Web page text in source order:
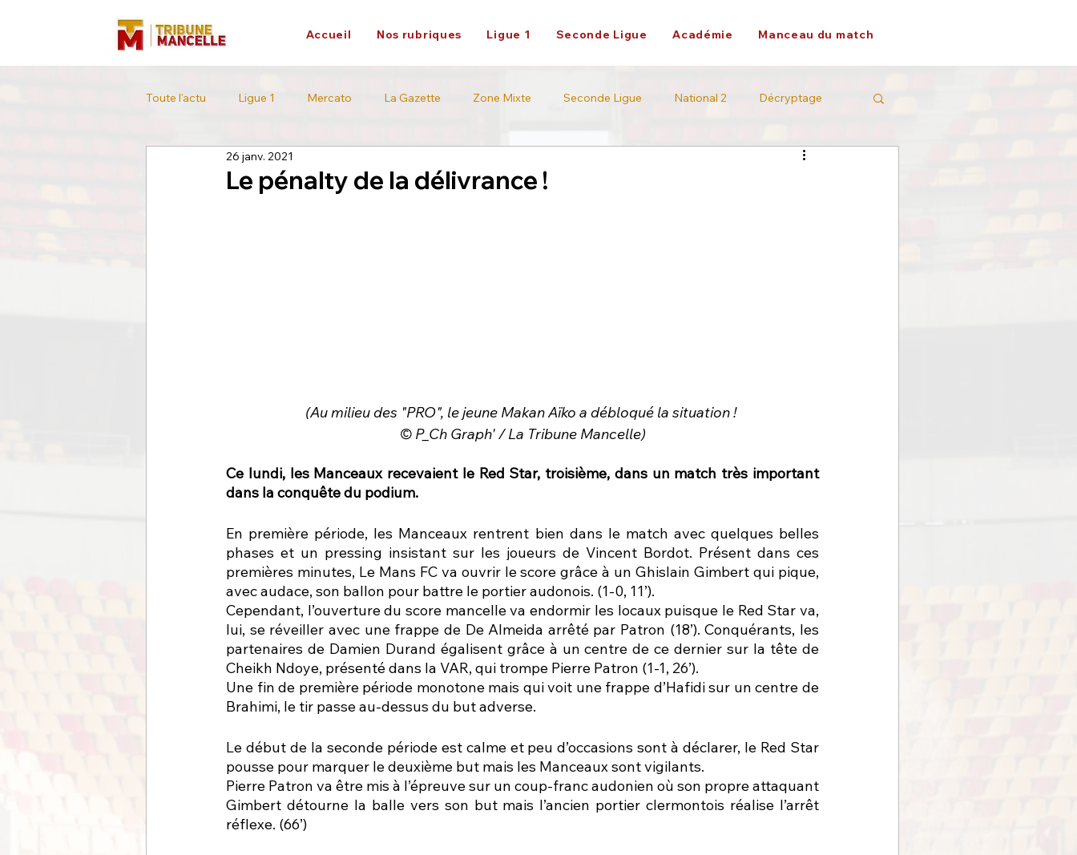
Accueil Nos rubriques Ligue 1 Seconde Ligue Académie Manceau du match
Toute l'actu Ligue 1 Mercato La Gazette Zone Mixte Seconde Ligue National 2 Décryptage
L'interview Tour de France
Le pénalty de la délivrance !
26 janv. 2021
(Au milieu des "PRO", le jeune Makan Aïko a débloqué la situation !
© P_Ch Graph' / La Tribune Mancelle)
Ce lundi, les Manceaux recevaient le Red Star, troisième, dans un match très important
dans la conquête du podium.
En première période, les Manceaux rentrent bien dans le match avec quelques belles
phases et un pressing insistant sur les joueurs de Vincent Bordot. Présent dans ces
premières minutes, Le Mans FC va ouvrir le score grâce à un Ghislain Gimbert qui pique,
avec audace, son ballon pour battre le portier audonois. (1-0, 11’).
Cependant, l’ouverture du score mancelle va endormir les locaux puisque le Red Star va,
lui, se réveiller avec une frappe de De Almeida arrêté par Patron (18’). Conquérants, les
partenaires de Damien Durand égalisent grâce à un centre de ce dernier sur la tête de
Cheikh Ndoye, présenté dans la VAR, qui trompe Pierre Patron (1-1, 26’).
Une fin de première période monotone mais qui voit une frappe d’Hafidi sur un centre de
Brahimi, le tir passe au-dessus du but adverse.
Le début de la seconde période est calme et peu d’occasions sont à déclarer, le Red Star
pousse pour marquer le deuxième but mais les Manceaux sont vigilants.
Pierre Patron va être mis à l’épreuve sur un coup-franc audonien où son propre attaquant
Gimbert détourne la balle vers son but mais l’ancien portier clermontois réalise l’arrêt
réflexe. (66’)